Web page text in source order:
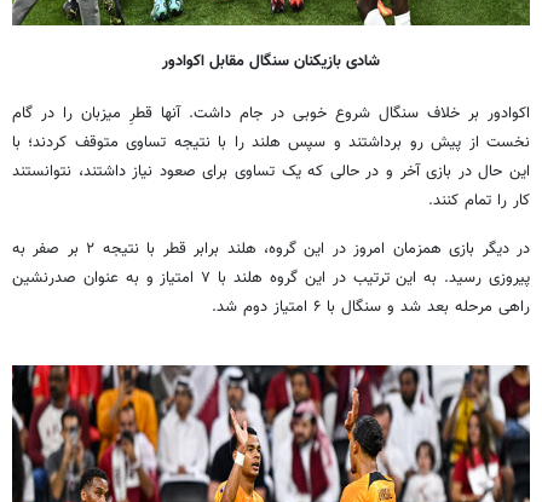
شادی بازیکنان سنگال مقابل اکوادور
اکوادور بر خلاف سنگال شروع خوبی در جام داشت. آنها قطرِ میزبان را در گام
نخست از پیش رو برداشتند و سپس هلند را با نتیجه تساوی متوقف کردند؛ با
این حال در بازی آخر و در حالی که یک تساوی برای صعود نیاز داشتند، نتوانستند
کار را تمام کنند.
در دیگر بازی همزمان امروز در این گروه، هلند برابر قطر با نتیجه ۲ بر صفر به
پیروزی رسید. به این ترتیب در این گروه هلند با ۷ امتیاز و به عنوان صدرنشین
راهی مرحله بعد شد و سنگال با ۶ امتیاز دوم شد.